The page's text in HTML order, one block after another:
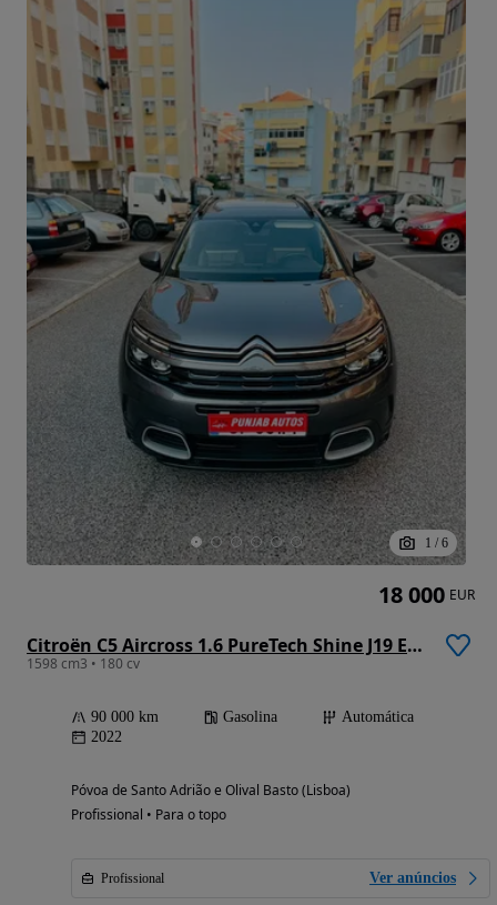
1 / 6
Citroën C5 Aircross 1.6 PureTech Shine J19 EAT8
1598 cm3 • 180 cv
90 000 km Gasolina
Automática
2022
Póvoa de Santo Adrião e Olival Basto (Lisboa)
Profissional • Para o topo
Profissional Ver anúncios
18 000 EUR